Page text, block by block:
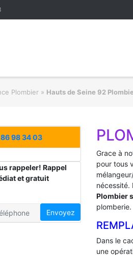
Plombier » Hauts de Seine 92
98 34 03
rappeler! Rappel
et gratuit
Envoyez
Grace à
pour tous
nécessité.
Plombier
plomberie.
Dans le
une